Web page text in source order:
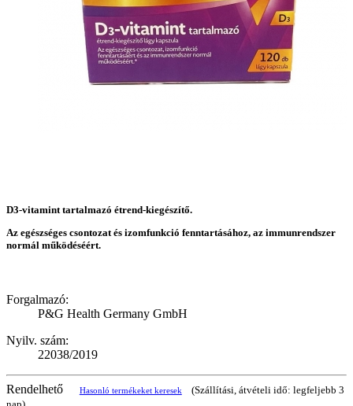
D3-vitamint tartalmazó étrend-kiegészítő.
Az egészséges csontozat és izomfunkció fenntartásához, az immunrendszer
normál működéséért.
Forgalmazó:
P&G Health Germany GmbH
Nyilv. szám:
22038/2019
Rendelhető Hasonló termékeket keresek
(Szállítási, átvételi idő: legfeljebb 3